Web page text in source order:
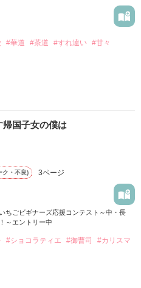
案外真っ直ぐな恋情らしい。
読む
読む
読む
は………
よし
#華道 #茶道 #すれ違い #甘々
モテ男
帰国子女の僕は
ク・不良) 3ページ
ちごビギナーズ応援コンテスト～中・長
～エントリー中
#ショコラティエ #御曹司
#カリスマ